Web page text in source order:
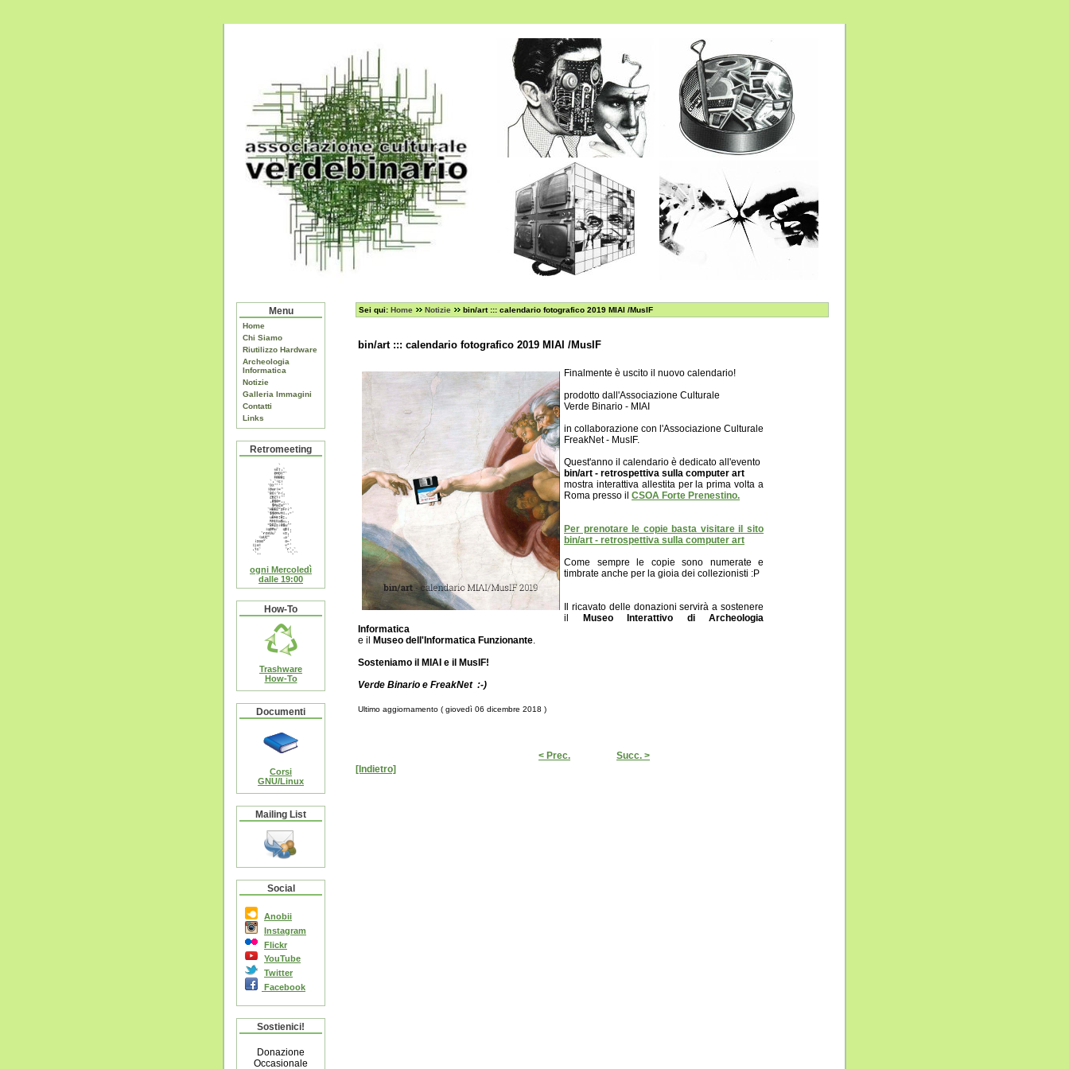
Sei qui: Home Notizie bin/art ::: calendario fotografico 2019 MIAI /MusIF
bin/art ::: calendario fotografico 2019 MIAI /MusIF
Finalmente è uscito il nuovo calendario!
prodotto dall'Associazione Culturale
Verde Binario - MIAI
in collaborazione con l'Associazione Culturale
FreakNet - MusIF.
Quest'anno il calendario è dedicato all'evento
bin/art - retrospettiva sulla computer art
mostra interattiva allestita per la prima volta a
Roma presso il CSOA Forte Prenestino.
Per prenotare le copie basta visitare il sito
bin/art - retrospettiva sulla computer art
Come sempre le copie sono numerate e
timbrate anche per la gioia dei collezionisti :P
Il ricavato delle donazioni servirà a sostenere
il
Museo Interattivo di Archeologia
Informatica
e il
Museo dell'Informatica Funzionante.
Sosteniamo il MIAI e il MusIF!
Verde Binario e FreakNet :-)
Ultimo aggiornamento ( giovedì 06 dicembre 2018 )
< Prec.
Succ. >
[Indietro]
Menu
Home
Chi Siamo
Riutilizzo Hardware
Archeologia
Informatica
Notizie
Galleria Immagini
Contatti
Links
Retromeeting
ogni Mercoledì
dalle 19:00
How-To
Trashware
How-To
Documenti
Corsi
GNU/Linux
Mailing List
Social
Anobii
Instagram
Flickr
YouTube
Twitter
Facebook
Sostienici!
Donazione
Occasionale